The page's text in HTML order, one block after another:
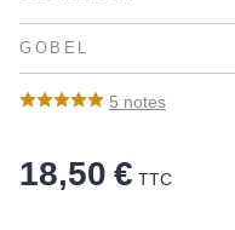
GOBEL
5 notes
18,50 € TTC